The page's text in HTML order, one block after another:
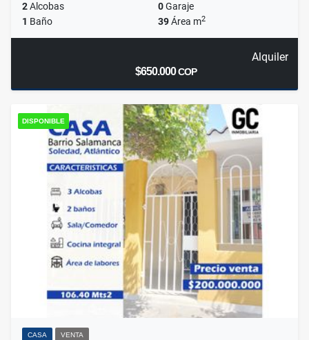
2Alcobas 0Garaje
1 Baño 39Área m2
Alquiler
$650.000COP
DISPONIBLE
CASA VENTA